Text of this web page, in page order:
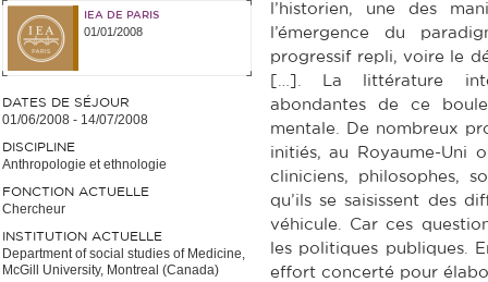
IEA DE PARIS
01/01/2008
DATES DE SÉJOUR
01/06/2008 - 14/07/2008
DISCIPLINE
Anthropologie et ethnologie
FONCTION ACTUELLE
Chercheur
INSTITUTION ACTUELLE
Department of social studies of Medicine,
McGill University, Montreal (Canada)
l’historien, une des
l’émergence du
progressif repli, voire le
[…]. La littérature
abondantes de ce
mentale. De nombreux
initiés, au Royaume-Uni
cliniciens, philosophes,
qu’ils se saisissent des
véhicule. Car ces
les politiques publiques.
effort concerté pour